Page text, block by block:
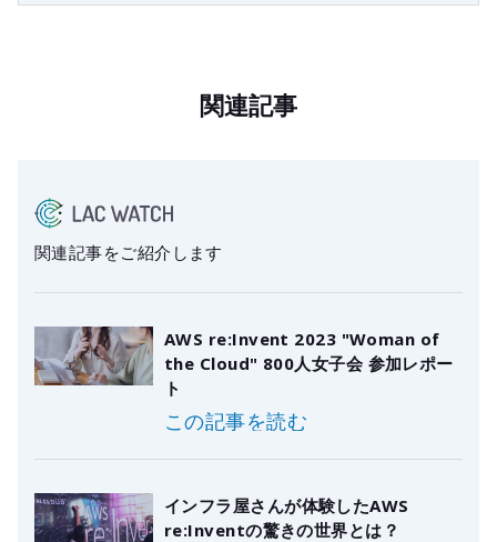
関連記事
関連記事をご紹介します
AWS re:Invent 2023 "Woman of
the Cloud" 800人女子会 参加レポー
ト
この記事を読む
インフラ屋さんが体験したAWS
re:Inventの驚きの世界とは？